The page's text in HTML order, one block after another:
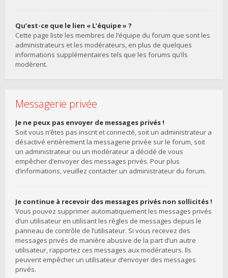
Qu’est-ce que le lien « L’équipe » ?
Cette page liste les membres de l’équipe du forum que sont les
administrateurs et les modérateurs, en plus de quelques
informations supplémentaires tels que les forums qu’ils
modèrent.
Messagerie privée
Je ne peux pas envoyer de messages privés !
Soit vous n’êtes pas inscrit et connecté, soit un administrateur a
désactivé entièrement la messagerie privée sur le forum, soit
un administrateur ou un modérateur a décidé de vous
empêcher d’envoyer des messages privés. Pour plus
d’informations, veuillez contacter un administrateur du forum.
Je continue à recevoir des messages privés non sollicités !
Vous pouvez supprimer automatiquement les messages privés
d’un utilisateur en utilisant les règles de messages depuis le
panneau de contrôle de l’utilisateur. Si vous recevez des
messages privés de manière abusive de la part d’un autre
utilisateur, rapportez ces messages aux modérateurs. Ils
peuvent empêcher un utilisateur d’envoyer des messages
privés.